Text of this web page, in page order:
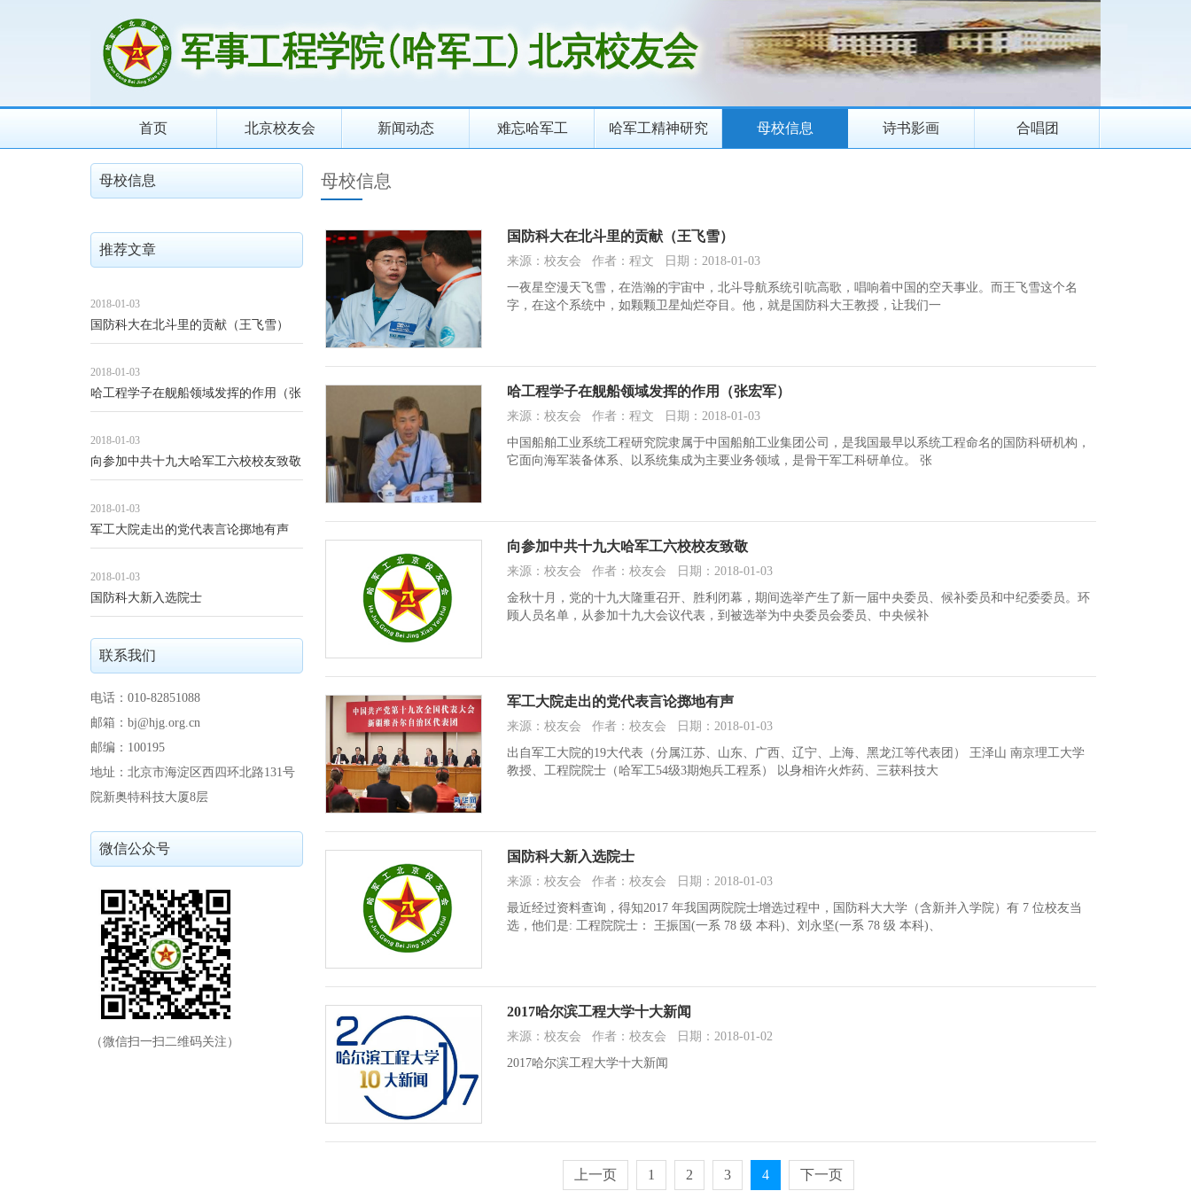
首页 北京校友会 新闻动态 难忘哈军工 哈军工精神研究 母校信息 诗书影画 合唱团
母校信息
推荐文章
2018-01-03
国防科大在北斗里的贡献（王飞雪）
2018-01-03
哈工程学子在舰船领域发挥的作用（张
2018-01-03
向参加中共十九大哈军工六校校友致敬
2018-01-03
军工大院走出的党代表言论掷地有声
2018-01-03
国防科大新入选院士
联系我们
电话：010-82851088
邮箱：bj@hjg.org.cn
邮编：100195
地址：北京市海淀区西四环北路131号
院新奥特科技大厦8层
微信公众号
（微信扫一扫二维码关注）
母校信息
国防科大在北斗里的贡献（王飞雪）
来源：校友会 作者：程文 日期：2018-01-03
一夜星空漫天飞雪，在浩瀚的宇宙中，北斗导航系统引吭高歌，唱响着中国的空天事业。而王飞雪这个名
字，在这个系统中，如颗颗卫星灿烂夺目。他，就是国防科大王教授，让我们一
哈工程学子在舰船领域发挥的作用（张宏军）
来源：校友会 作者：程文 日期：2018-01-03
中国船舶工业系统工程研究院隶属于中国船舶工业集团公司，是我国最早以系统工程命名的国防科研机构，
它面向海军装备体系、以系统集成为主要业务领域，是骨干军工科研单位。 张
向参加中共十九大哈军工六校校友致敬
来源：校友会 作者：校友会 日期：2018-01-03
金秋十月，党的十九大隆重召开、胜利闭幕，期间选举产生了新一届中央委员、候补委员和中纪委委员。环
顾人员名单，从参加十九大会议代表，到被选举为中央委员会委员、中央候补
军工大院走出的党代表言论掷地有声
来源：校友会 作者：校友会 日期：2018-01-03
出自军工大院的19大代表（分属江苏、山东、广西、辽宁、上海、黑龙江等代表团） 王泽山 南京理工大学
教授、工程院院士（哈军工54级3期炮兵工程系） 以身相许火炸药、三获科技大
国防科大新入选院士
来源：校友会 作者：校友会 日期：2018-01-03
最近经过资料查询，得知2017 年我国两院院士增选过程中，国防科大大学（含新并入学院）有 7 位校友当
选，他们是: 工程院院士： 王振国(一系 78 级 本科)、刘永坚(一系 78 级 本科)、
2017哈尔滨工程大学十大新闻
来源：校友会 作者：校友会 日期：2018-01-02
2017哈尔滨工程大学十大新闻
上一页 1 2 3 4 下一页